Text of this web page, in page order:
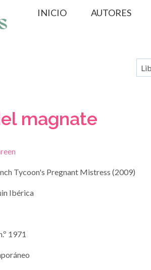
INICIO AUTORES
magnate
Tycoon's Pregnant Mistress (2009)
Ibérica
1971